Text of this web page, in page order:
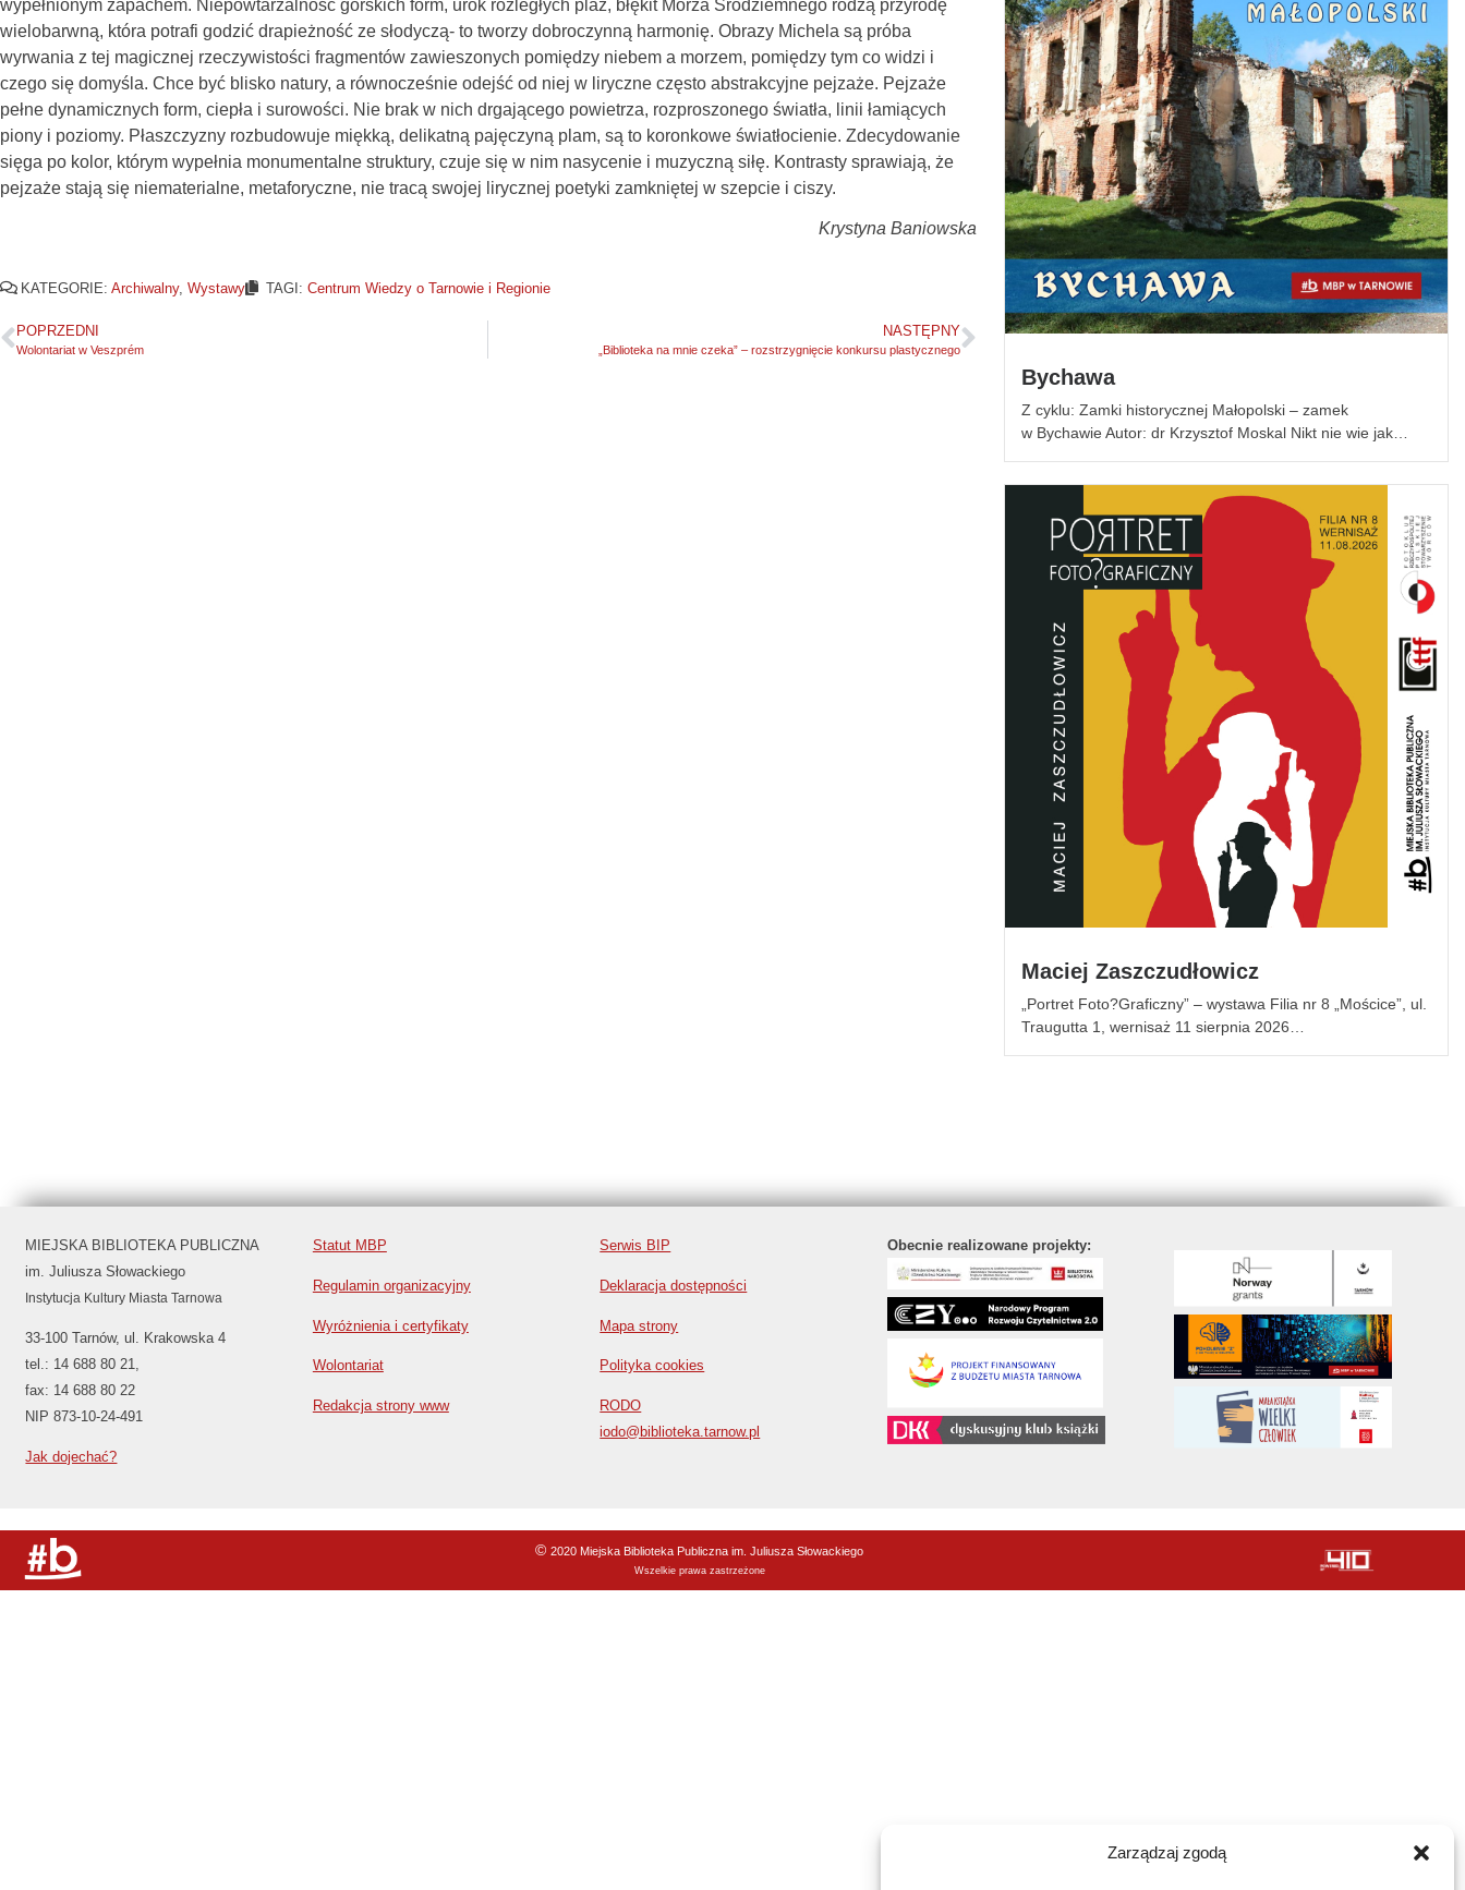
Zarządzaj zgodą
wypełnionym zapachem. Niepowtarzalność górskich form, urok rozległych plaż, błękit Morza Śródziemnego rodzą przyrodę
wielobarwną, która potrafi godzić drapieżność ze słodyczą- to tworzy dobroczynną harmonię. Obrazy Michela są próba
wyrwania z tej magicznej rzeczywistości fragmentów zawieszonych pomiędzy niebem a morzem, pomiędzy tym co widzi i
czego się domyśla. Chce być blisko natury, a równocześnie odejść od niej w liryczne często abstrakcyjne pejzaże. Pejzaże
pełne dynamicznych form, ciepła i surowości. Nie brak w nich drgającego powietrza, rozproszonego światła, linii łamiących
piony i poziomy. Płaszczyzny rozbudowuje miękką, delikatną pajęczyną plam, są to koronkowe światłocienie. Zdecydowanie
sięga po kolor, którym wypełnia monumentalne struktury, czuje się w nim nasycenie i muzyczną siłę. Kontrasty sprawiają, że
pejzaże stają się niematerialne, metaforyczne, nie tracą swojej lirycznej poetyki zamkniętej w szepcie i ciszy.
Krystyna Baniowska
KATEGORIE: Archiwalny, Wystawy TAGI: Centrum Wiedzy o Tarnowie i Regionie
POPRZEDNI
Wolontariat w Veszprém
NASTĘPNY
„Biblioteka na mnie czeka” – rozstrzygnięcie konkursu plastycznego
Bychawa
Z cyklu: Zamki historycznej Małopolski – zamek
w Bychawie Autor: dr Krzysztof Moskal Nikt nie wie jak…
Maciej Zaszczudłowicz
„Portret Foto?Graficzny” – wystawa Filia nr 8 „Mościce”, ul.
Traugutta 1, wernisaż 11 sierpnia 2026…
MIEJSKA BIBLIOTEKA PUBLICZNA
im. Juliusza Słowackiego
Instytucja Kultury Miasta Tarnowa
33-100 Tarnów, ul. Krakowska 4
tel.: 14 688 80 21,
fax: 14 688 80 22
NIP 873-10-24-491
Jak dojechać?
Statut MBP
Regulamin organizacyjny
Wyróżnienia i certyfikaty
Wolontariat
Redakcja strony www
Serwis BIP
Deklaracja dostępności
Mapa strony
Polityka cookies
RODO
iodo@biblioteka.tarnow.pl
Obecnie realizowane projekty:
©2020 Miejska Biblioteka Publiczna im. Juliusza Słowackiego
Wszelkie prawa zastrzeżone